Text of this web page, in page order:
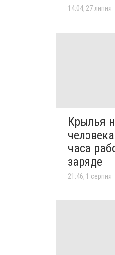
14:04, 27 липня
Крылья
часа
заряде
21:46, 1 серпня